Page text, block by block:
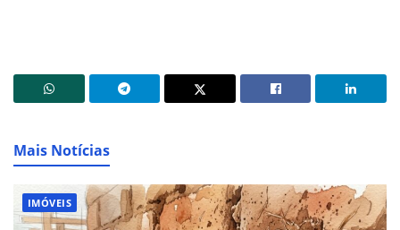
Mais Notícias
IMÓVEIS